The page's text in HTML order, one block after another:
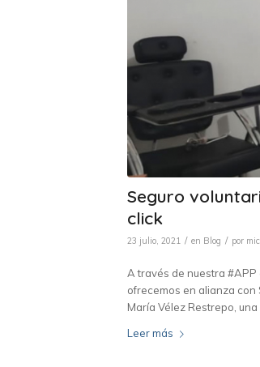
Seguro
click
23 julio, 2021 / en Blog / por
A través de nuestra
ofrecemos en alianza
María Vélez Restrepo,
Leer más